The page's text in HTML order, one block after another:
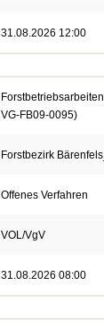
31.08.2026 12:00
VG-FB09-0095)
Forstbezirk Bärenfels_
Offenes Verfahren
VOL/VgV
31.08.2026 08:00